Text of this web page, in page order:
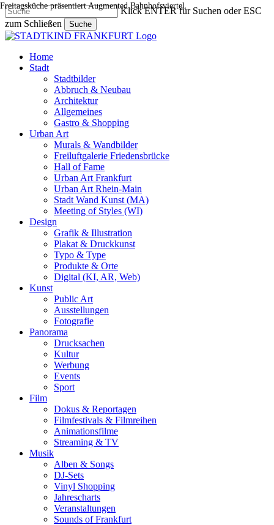
Skip
to
main
content
Klick ENTER für Suchen oder ESC
zum Schließen
Suche
Close
search
Menu
Home
Stadt
Stadtbilder
Abbruch & Neubau
Architektur
Allgemeines
Gastro & Shopping
Urban Art
Murals & Wandbilder
Freiluftgalerie Friedensbrücke
Hall of Fame
Urban Art Frankfurt
Urban Art Rhein-Main
Stadt Wand Kunst (MA)
Meeting of Styles (WI)
Design
Grafik & Illustration
Plakat & Druckkunst
Typo & Type
Produkte & Orte
Digital (KI, AR, Web)
Kunst
Public Art
Ausstellungen
Fotografie
Panorama
Drucksachen
Kultur
Werbung
Events
Sport
Film
Dokus & Reportagen
Filmfestivals & Filmreihen
Animationsfilme
Streaming & TV
Musik
Alben & Songs
DJ-Sets
Vinyl Shopping
Jahrescharts
Veranstaltungen
Sounds of Frankfurt
Freitagsküche präsentiert Augmented Bahnhofsviertel